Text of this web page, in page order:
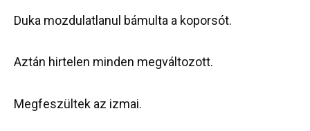
Duka mozdulatlanul bámulta a koporsót.
Aztán hirtelen minden megváltozott.
Megfeszültek az izmai.